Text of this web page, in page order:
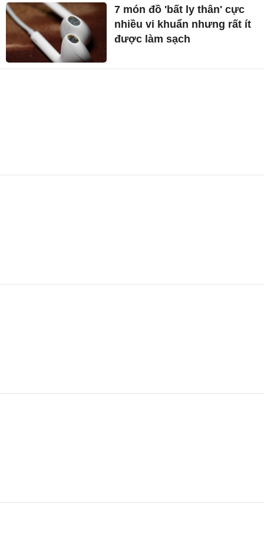
7 món đồ 'bất ly thân' cực
nhiều vi khuẩn nhưng rất ít
được làm sạch